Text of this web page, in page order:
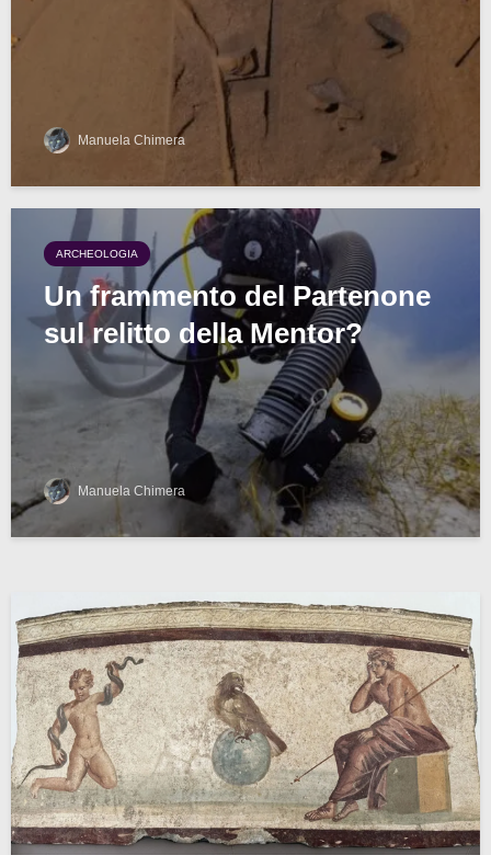
Manuela Chimera
ARCHEOLOGIA
Un frammento del Partenone
sul relitto della Mentor?
Manuela Chimera